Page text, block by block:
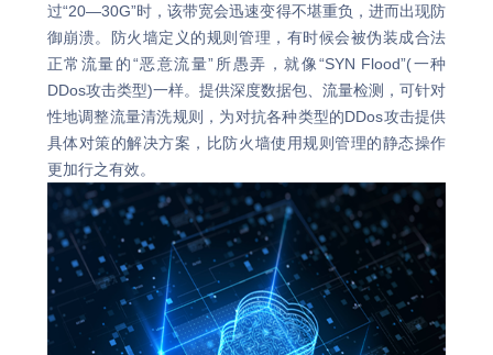
过“20—30G”时，该带宽会迅速变得不堪重负，进而出现防
御崩溃。防火墙定义的规则管理，有时候会被伪装成合法
正常流量的“恶意流量”所愚弄，就像“SYN Flood”(一种
DDos攻击类型)一样。提供深度数据包、流量检测，可针对
性地调整流量清洗规则，为对抗各种类型的DDos攻击提供
具体对策的解决方案，比防火墙使用规则管理的静态操作
更加行之有效。